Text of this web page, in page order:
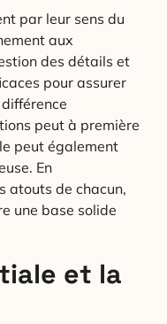
par leur sens du
aux
des détails et
pour assurer
peut à première
peut également
En
atouts de chacun,
une base solide
et la